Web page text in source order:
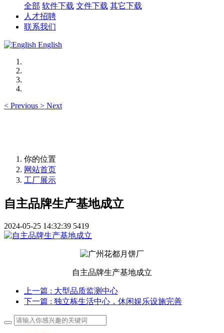
全部 软件下载 文件下载 其它下载
人才招聘
联系我们
English
< Previous > Next
你的位置
网站首页
工厂展示
自主品牌生产基地成立
2024-05-25 14:32:39 5419
自主品牌生产基地成立
上一篇 : 大型品质监测中心
下一篇 : 独立栋生活中心，休闲娱乐设施完善